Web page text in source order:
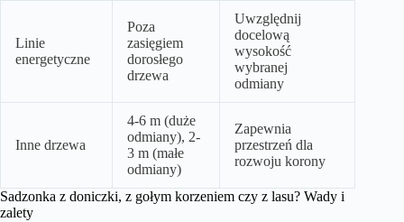
Linie
energetyczne
Poza
zasięgiem
dorosłego
drzewa
Uwzględnij
docelową
wysokość
wybranej
odmiany
Inne drzewa
4-6 m (duże
odmiany), 2-
3 m (małe
odmiany)
Zapewnia
przestrzeń dla
rozwoju korony
Sadzonka z doniczki, z gołym korzeniem czy z lasu? Wady i
zalety